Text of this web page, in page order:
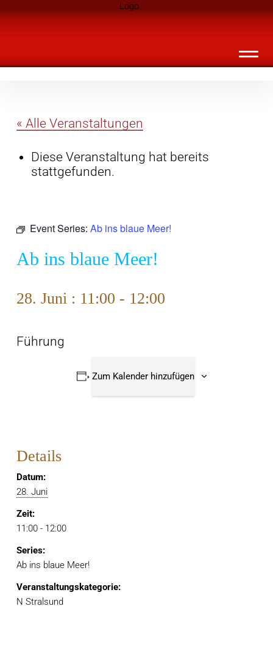
überspringen
Landknirpse – Die Zeitschrift für Leute
« Alle Veranstaltungen
Diese Veranstaltung hat bereits
stattgefunden.
Event Series: Ab ins blaue Meer!
Ab ins blaue Meer!
28. Juni : 11:00 - 12:00
Führung
Zum Kalender hinzufügen
Details
Datum:
28. Juni
Zeit:
11:00 - 12:00
Series:
Ab ins blaue Meer!
Veranstaltungskategorie:
N Stralsund